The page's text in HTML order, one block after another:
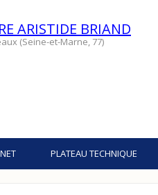
ARISTIDE BRIAND
(Seine-et-Marne, 77)
PLATEAU TECHNIQUE